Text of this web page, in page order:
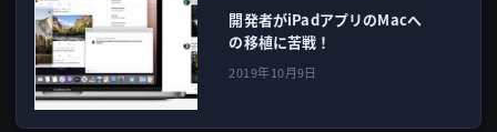
開発者がiPadアプリのMacへ
の移植に苦戦！
2019年10月9日